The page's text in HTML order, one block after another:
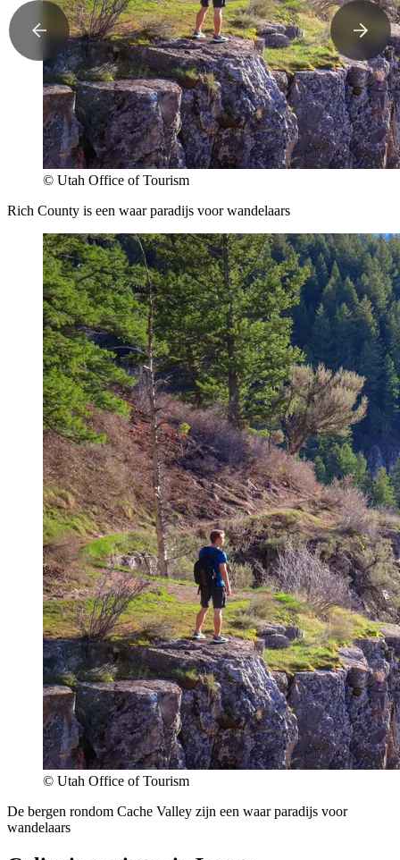
© Utah Office of Tourism
Rich County is een waar paradijs voor wandelaars
© Utah Office of Tourism
De bergen rondom Cache Valley zijn een waar paradijs voor
wandelaars